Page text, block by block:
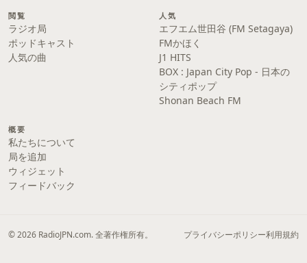
閲覧
ラジオ局
ポッドキャスト
人気の曲
人気
エフエム世田谷 (FM Setagaya)
FMかほく
J1 HITS
BOX : Japan City Pop - 日本の
シティポップ
Shonan Beach FM
概要
私たちについて
局を追加
ウィジェット
フィードバック
© 2026 RadioJPN.com. 全著作権所有。 プライバシーポリシー利用規約